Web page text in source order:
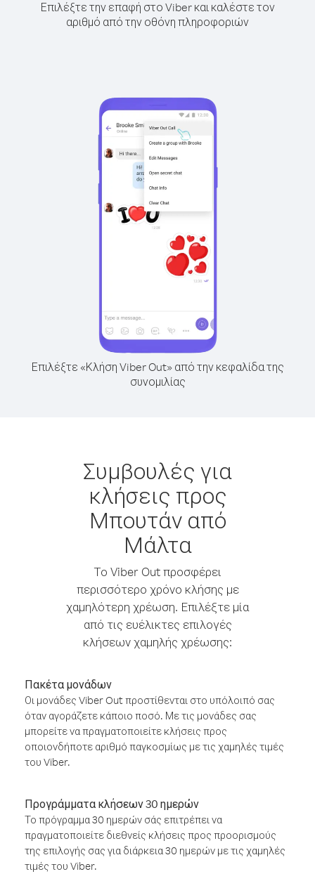
Επιλέξτε την επαφή στο Viber και καλέστε τον
αριθμό από την οθόνη πληροφοριών
Επιλέξτε «Κλήση Viber Out» από την κεφαλίδα της
συνομιλίας
Συμβουλές για
κλήσεις προς
Μπουτάν από
Μάλτα
Το Viber Out προσφέρει
περισσότερο χρόνο κλήσης με
χαμηλότερη χρέωση. Επιλέξτε μία
από τις ευέλικτες επιλογές
κλήσεων χαμηλής χρέωσης:
Πακέτα μονάδων
Οι μονάδες Viber Out προστίθενται στο υπόλοιπό σας
όταν αγοράζετε κάποιο ποσό. Με τις μονάδες σας
μπορείτε να πραγματοποιείτε κλήσεις προς
οποιονδήποτε αριθμό παγκοσμίως με τις χαμηλές τιμές
του Viber.
Προγράμματα κλήσεων 30 ημερών
Το πρόγραμμα 30 ημερών σάς επιτρέπει να
πραγματοποιείτε διεθνείς κλήσεις προς προορισμούς
της επιλογής σας για διάρκεια 30 ημερών με τις χαμηλές
τιμές του Viber.